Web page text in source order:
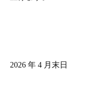
2026 年 4 月末日